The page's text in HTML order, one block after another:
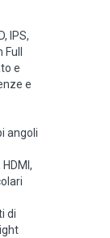
IPS,
e
e
angoli
di